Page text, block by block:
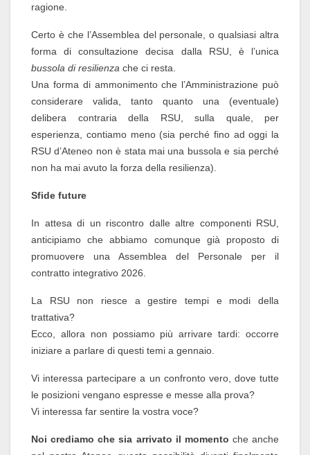
ragione.
Certo è che l’Assemblea del personale, o qualsiasi altra
forma di consultazione decisa dalla RSU, è l’unica
bussola di resilienza che ci resta.
Una forma di ammonimento che l’Amministrazione può
considerare valida, tanto quanto una (eventuale)
delibera contraria della RSU, sulla quale, per
esperienza, contiamo meno (sia perché fino ad oggi la
RSU d’Ateneo non è stata mai una bussola e sia perché
non ha mai avuto la forza della resilienza).
Sfide future
In attesa di un riscontro dalle altre componenti RSU,
anticipiamo che abbiamo comunque già proposto di
promuovere una Assemblea del Personale per il
contratto integrativo 2026.
La RSU non riesce a gestire tempi e modi della
trattativa?
Ecco, allora non possiamo più arrivare tardi: occorre
iniziare a parlare di questi temi a gennaio.
Vi interessa partecipare a un confronto vero, dove tutte
le posizioni vengano espresse e messe alla prova?
Vi interessa far sentire la vostra voce?
Noi crediamo che sia arrivato il momento che anche